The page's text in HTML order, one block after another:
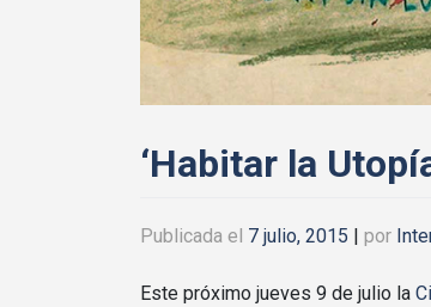
‘Habitar la
Publicada el 7 julio, 2015 por
Este próximo jueves 9 de julio la